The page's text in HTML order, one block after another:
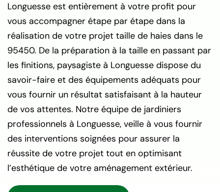
Longuesse est entièrement à votre profit pour
vous accompagner étape par étape dans la
réalisation de votre projet taille de haies dans le
95450. De la préparation à la taille en passant par
les finitions, paysagiste à Longuesse dispose du
savoir-faire et des équipements adéquats pour
vous fournir un résultat satisfaisant à la hauteur
de vos attentes. Notre équipe de jardiniers
professionnels à Longuesse, veille à vous fournir
des interventions soignées pour assurer la
réussite de votre projet tout en optimisant
l’esthétique de votre aménagement extérieur.